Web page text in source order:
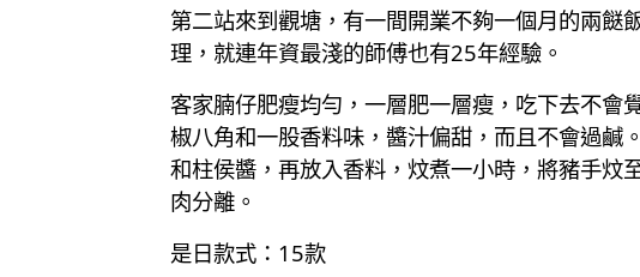
第二站來到觀塘，有一間開業不夠一個月的兩餸
理，就連年資最淺的師傅也有25年經驗。
客家腩仔肥瘦均勻，一層肥一層瘦，吃下去不會
椒八角和一股香料味，醬汁偏甜，而且不會過鹹
和柱侯醬，再放入香料，炆煮一小時，將豬手炆
肉分離。
是日款式：15款